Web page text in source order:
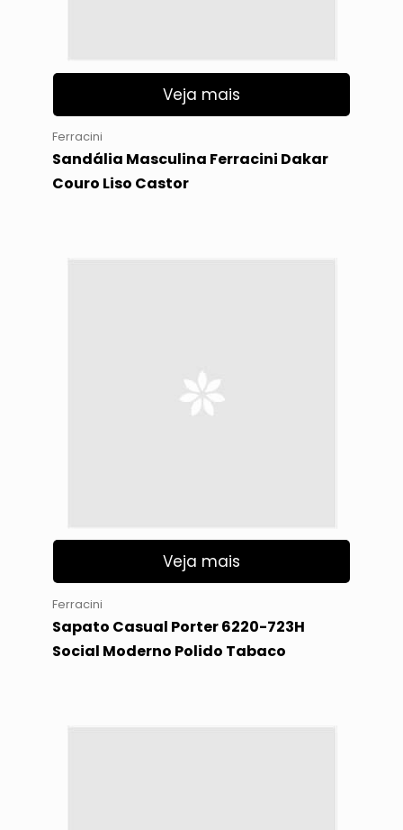
Veja mais
Ferracini
Sandália Masculina Ferracini Dakar
Couro Liso Castor
Veja mais
Ferracini
Sapato Casual Porter 6220-723H
Social Moderno Polido Tabaco